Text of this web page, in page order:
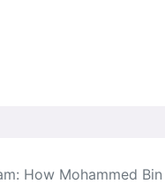
How Mohammed